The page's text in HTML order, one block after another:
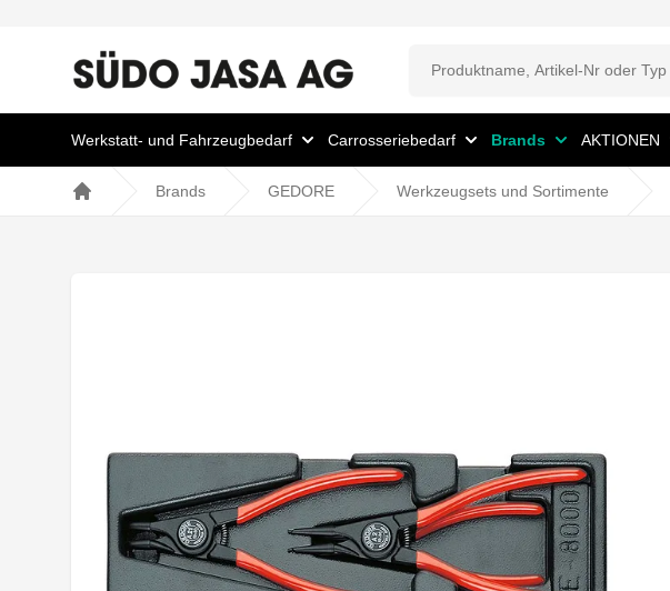
Werkstatt- und Fahrzeugbedarf Carrosseriebedarf Brands AKTIONEN
Brands GEDORE Werkzeugsets und Sortimente